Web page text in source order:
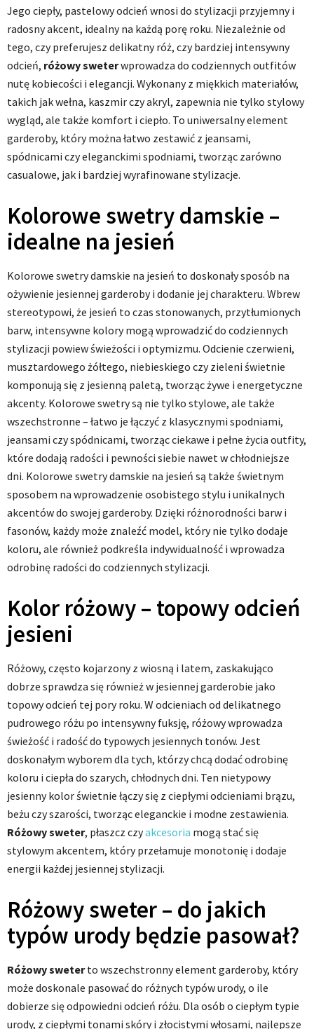
Jego ciepły, pastelowy odcień wnosi do stylizacji przyjemny i
radosny akcent, idealny na każdą porę roku. Niezależnie od
tego, czy preferujesz delikatny róż, czy bardziej intensywny
odcień, różowy sweterwprowadza do codziennych outfitów
nutę kobiecości i elegancji. Wykonany z miękkich materiałów,
takich jak wełna, kaszmir czy akryl, zapewnia nie tylko stylowy
wygląd, ale także komfort i ciepło. To uniwersalny element
garderoby, który można łatwo zestawić z jeansami,
spódnicami czy eleganckimi spodniami, tworząc zarówno
casualowe, jak i bardziej wyrafinowane stylizacje.
Kolorowe swetry damskie –
idealne na jesień
Kolorowe swetry damskie na jesień to doskonały sposób na
ożywienie jesiennej garderoby i dodanie jej charakteru. Wbrew
stereotypowi, że jesień to czas stonowanych, przytłumionych
barw, intensywne kolory mogą wprowadzić do codziennych
stylizacji powiew świeżości i optymizmu. Odcienie czerwieni,
musztardowego żółtego, niebieskiego czy zieleni świetnie
komponują się z jesienną paletą, tworząc żywe i energetyczne
akcenty. Kolorowe swetry są nie tylko stylowe, ale także
wszechstronne – łatwo je łączyć z klasycznymi spodniami,
jeansami czy spódnicami, tworząc ciekawe i pełne życia outfity,
które dodają radości i pewności siebie nawet w chłodniejsze
dni. Kolorowe swetry damskie na jesień są także świetnym
sposobem na wprowadzenie osobistego stylu i unikalnych
akcentów do swojej garderoby. Dzięki różnorodności barw i
fasonów, każdy może znaleźć model, który nie tylko dodaje
koloru, ale również podkreśla indywidualność i wprowadza
odrobinę radości do codziennych stylizacji.
Kolor różowy – topowy odcień
jesieni
Różowy, często kojarzony z wiosną i latem, zaskakująco
dobrze sprawdza się również w jesiennej garderobie jako
topowy odcień tej pory roku. W odcieniach od delikatnego
pudrowego różu po intensywny fuksję, różowy wprowadza
świeżość i radość do typowych jesiennych tonów. Jest
doskonałym wyborem dla tych, którzy chcą dodać odrobinę
koloru i ciepła do szarych, chłodnych dni. Ten nietypowy
jesienny kolor świetnie łączy się z ciepłymi odcieniami brązu,
beżu czy szarości, tworząc eleganckie i modne zestawienia.
Różowy sweter, płaszcz czyakcesoria mogą stać się
stylowym akcentem, który przełamuje monotonię i dodaje
energii każdej jesiennej stylizacji.
Różowy sweter – do jakich
typów urody będzie pasował?
Różowy sweterto wszechstronny element garderoby, który
może doskonale pasować do różnych typów urody, o ile
dobierze się odpowiedni odcień różu. Dla osób o ciepłym typie
urody, z ciepłymi tonami skóry i złocistymi włosami, najlepsze